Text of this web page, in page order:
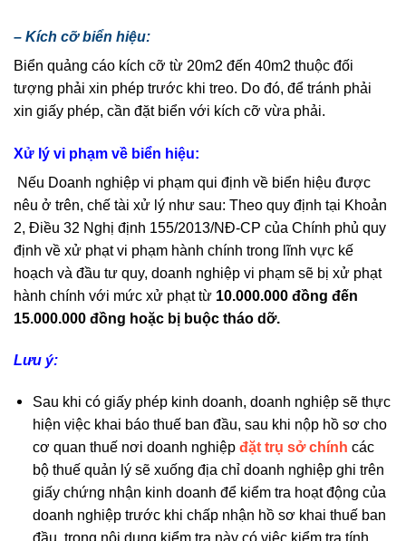
– Kích cỡ biển hiệu:
Biển quảng cáo kích cỡ từ 20m2 đến 40m2 thuộc đối
tượng phải xin phép trước khi treo. Do đó, để tránh phải
xin giấy phép, cần đặt biển với kích cỡ vừa phải.
Xử lý vi phạm về biển hiệu:
Nếu Doanh nghiệp vi phạm qui định về biển hiệu được
nêu ở trên, chế tài xử lý như sau: Theo quy định tại Khoản
2, Điều 32 Nghị định 155/2013/NĐ-CP của Chính phủ quy
định về xử phạt vi phạm hành chính trong lĩnh vực kế
hoạch và đầu tư quy, doanh nghiệp vi phạm sẽ bị xử phạt
hành chính với mức xử phạt từ 10.000.000 đồng đến
15.000.000 đồng hoặc bị buộc tháo dỡ.
Lưu ý:
Sau khi có giấy phép kinh doanh, doanh nghiệp sẽ thực
hiện việc khai báo thuế ban đầu, sau khi nộp hồ sơ cho
cơ quan thuế nơi doanh nghiệp đặt trụ sở chính các
bộ thuế quản lý sẽ xuống địa chỉ doanh nghiệp ghi trên
giấy chứng nhận kinh doanh để kiểm tra hoạt động của
doanh nghiệp trước khi chấp nhận hồ sơ khai thuế ban
đầu, trong nội dung kiểm tra này có việc kiểm tra tính